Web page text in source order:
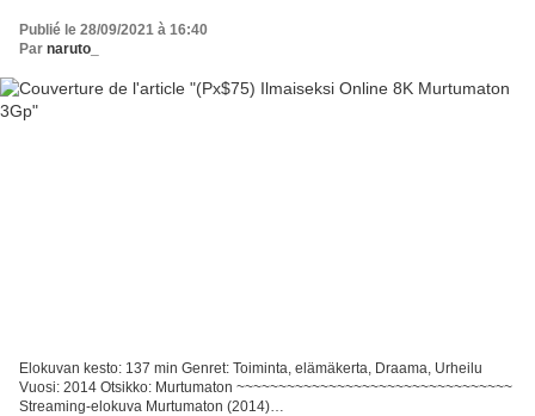
Publié le 28/09/2021 à 16:40
Par naruto_
Elokuvan kesto: 137 min Genret: Toiminta, elämäkerta, Draama, Urheilu
Vuosi: 2014 Otsikko: Murtumaton ~~~~~~~~~~~~~~~~~~~~~~~~~~~~~~~~~
Streaming-elokuva Murtumaton (2014)